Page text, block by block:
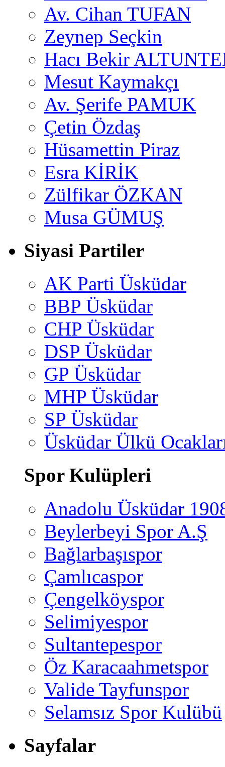
Av. Cihan TUFAN
Zeynep Seçkin
Hacı Bekir
Mesut Kaymakçı
Av. Şerife PAMUK
Çetin Özdaş
Hüsamettin Piraz
Esra KİRİK
Zülfikar ÖZKAN
Musa GÜMUŞ
Siyasi Partiler
AK Parti Üsküdar
BBP Üsküdar
CHP Üsküdar
DSP Üsküdar
GP Üsküdar
MHP Üsküdar
SP Üsküdar
Üsküdar Ülkü
Spor Kulüpleri
Anadolu Üsküdar
Beylerbeyi Spor A.Ş
Bağlarbaşıspor
Çamlıcaspor
Çengelköyspor
Selimiyespor
Sultantepespor
Öz Karacaahmetspor
Valide Tayfunspor
Selamsız Spor Kulübü
Sayfalar